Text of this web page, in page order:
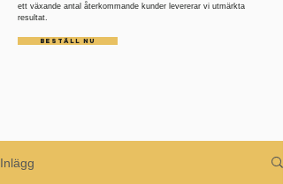
ett växande antal återkommande kunder levererar vi utmärkta
resultat.
BESTÄLL NU
Inlägg